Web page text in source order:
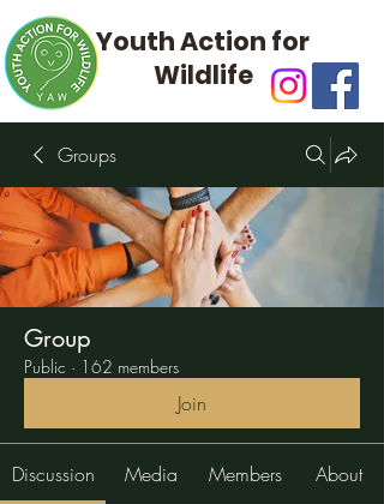
Youth Action for
Wildlife
Groups
Group
Public · 162 members
Join
Discussion Media Members About